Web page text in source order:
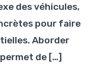
des véhicules,
pour faire
Aborder
de […]